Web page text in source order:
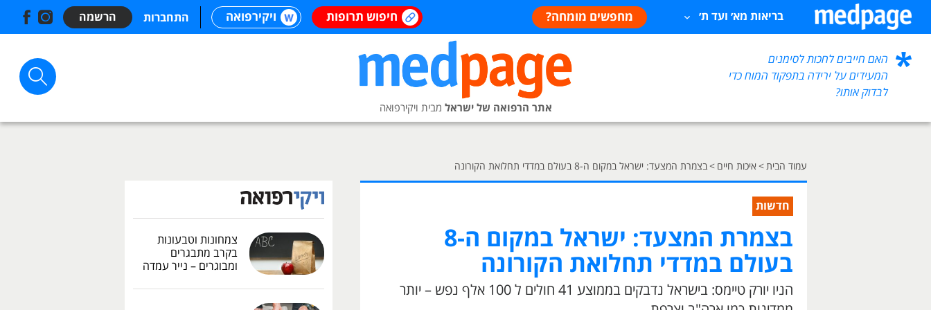
בריאות מא׳ ועד ת׳ מחפשים מומחה? חיפוש תרופות ויקירפואה התחברות הרשמה
האם חייבים לחכות לסימנים
המעידים על ירידה בתפקוד המוח כדי
לבדוק אותו?
אתר הרפואה של ישראל מבית ויקירפואה
עמוד הבית > איכות חיים > בצמרת המצעד: ישראל במקום ה-8 בעולם במדדי תחלואת הקורונה
חדשות
בצמרת המצעד: ישראל במקום ה-8
בעולם במדדי תחלואת הקורונה
הניו יורק טיימס: בישראל נדבקים בממוצע 41 חולים ל 100 אלף נפש – יותר
צמחונות וטבעונות
בקרב מתבגרים
ומבוגרים – נייר עמדה